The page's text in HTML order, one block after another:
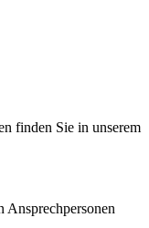
finden Sie in unserem